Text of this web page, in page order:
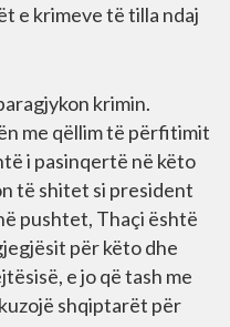
e krimeve të tilla ndaj
krimin.
me qëllim të përfitimit
i pasinqertë në këto
të shitet si president
pushtet, Thaçi është
për këto dhe
e jo që tash me
shqiptarët për